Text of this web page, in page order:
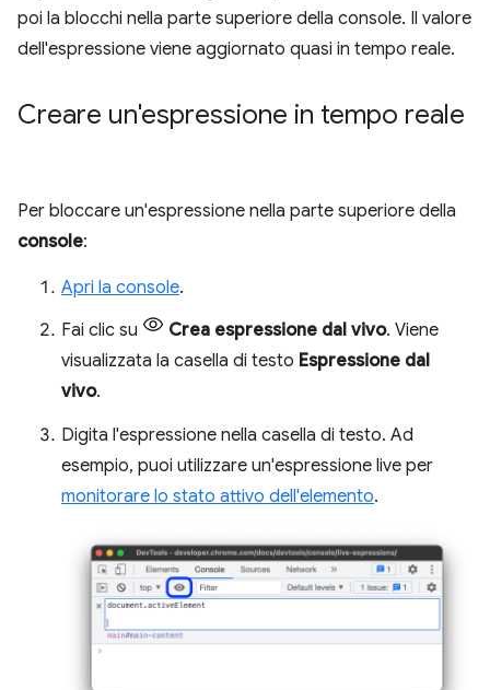
poi la blocchi nella parte superiore della console. Il valore
dell'espressione viene aggiornato quasi in tempo reale.
Creare un'espressione in tempo reale
Per bloccare un'espressione nella parte superiore della
console:
Apri la console.
Fai clic su
Crea espressione dal vivo. Viene
visualizzata la casella di testo Espressione dal
vivo.
Digita l'espressione nella casella di testo. Ad
esempio, puoi utilizzare un'espressione live per
monitorare lo stato attivo dell'elemento.